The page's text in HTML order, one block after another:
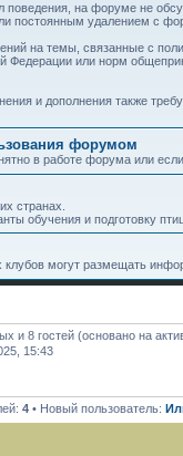
на форуме не
постоянным удалением с
на темы, связанные с
Федерации или норм
и дополнения также
форумом
в работе форума или
странах.
обучения и подготовку
могут размещать
и 8 гостей (основано на
15:43
4 • Новый пользователь: